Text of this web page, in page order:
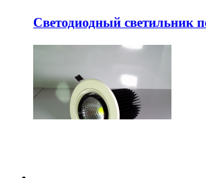
Светодиодный светильник